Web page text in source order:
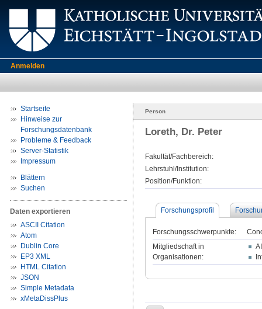
Anmelden
Startseite
Hinweise zur
Forschungsdatenbank
Probleme & Feedback
Server-Statistik
Impressum
Blättern
Suchen
Daten exportieren
ASCII Citation
Atom
Dublin Core
EP3 XML
HTML Citation
JSON
Simple Metadata
xMetaDissPlus
Person
Loreth, Dr. Peter
Fakultät/Fachbereich:
Lehrstuhl/Institution:
Position/Funktion:
Forschungsprofil
Forschungsschwerpunkte:
Mitgliedschaft in
Organisationen: